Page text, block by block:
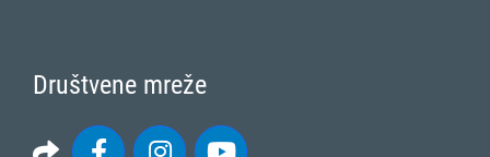
Društvene mreže